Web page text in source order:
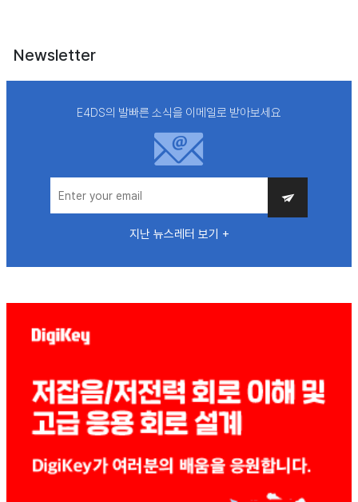
Newsletter
E4DS의 발빠른 소식을 이메일로 받아보세요
지난 뉴스레터 보기 +